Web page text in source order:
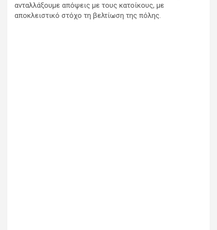
ανταλλάξουμε απόψεις με τους κατοίκους, με
αποκλειστικό στόχο τη βελτίωση της πόλης.